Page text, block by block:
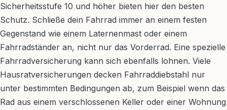
Sicherheitsstufe 10 und höher bieten hier den besten
Schutz. Schließe dein Fahrrad immer an einem festen
Gegenstand wie einem Laternenmast oder einem
Fahrradständer an, nicht nur das Vorderrad. Eine spezielle
Fahrradversicherung kann sich ebenfalls lohnen. Viele
Hausratversicherungen decken Fahrraddiebstahl nur
unter bestimmten Bedingungen ab, zum Beispiel wenn das
Rad aus einem verschlossenen Keller oder einer Wohnung